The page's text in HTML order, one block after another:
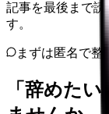
記事を最後まで
す。
まずは匿名で整
「辞めた